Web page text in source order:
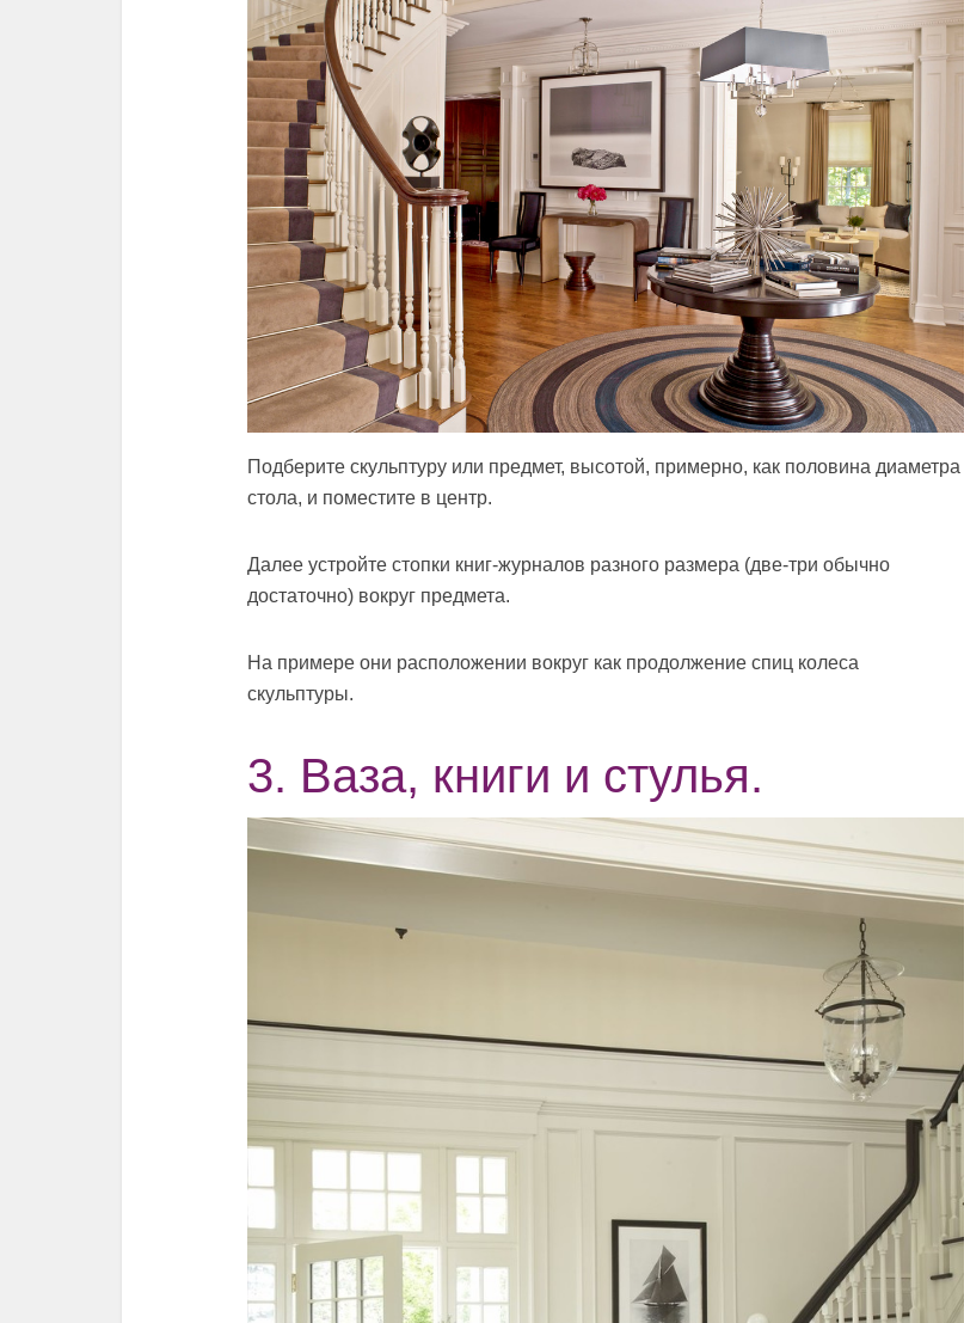
Подберите скульптуру или предмет, высотой, примерно, как половина диаметра
стола, и поместите в центр.
Далее устройте стопки книг-журналов разного размера (две-три обычно
достаточно) вокруг предмета.
На примере они расположении вокруг как продолжение спиц колеса
скульптуры.
3. Ваза, книги и стулья.